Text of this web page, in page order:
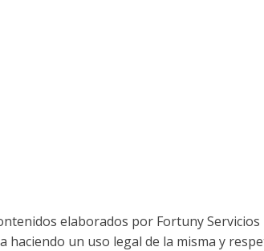
elaborados por Fortuny
un uso legal de la misma y